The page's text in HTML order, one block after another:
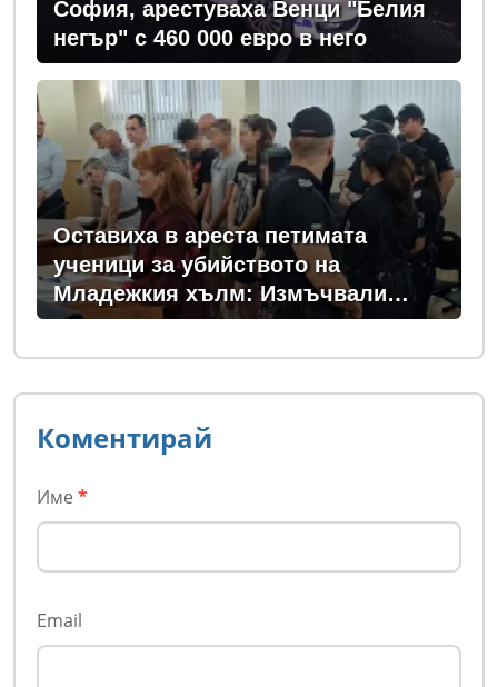
София, арестуваха Венци "Белия
негър" с 460 000 евро в него
Оставиха в ареста петимата
ученици за убийството на
Младежкия хълм: Измъчвали
Георги час, гаврили се с него и го
обрали
Коментирай
Име *
Email